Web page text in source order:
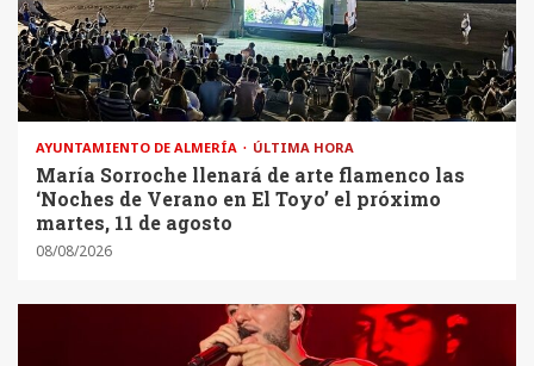
AYUNTAMIENTO DE ALMERÍA ÚLTIMA HORA
María Sorroche llenará de arte flamenco las
‘Noches de Verano en El Toyo’ el próximo
martes, 11 de agosto
08/08/2026